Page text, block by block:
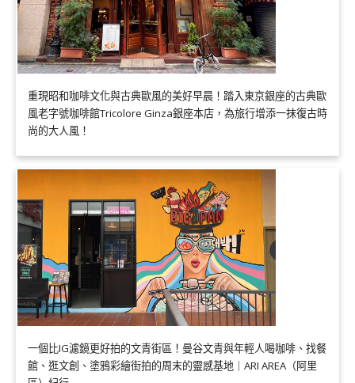
重現昭和咖啡文化與古典歐風的美好早晨！踏入東京銀座的古典歐
風老字號咖啡館Tricolore Ginza銀座本店，為旅行增添一抹復古時
尚的大人風！
一個比IG濾鏡更好拍的文青街區！曼谷文青與年輕人喝咖啡、找餐
館、逛文創、塗鴉彩繪街拍的周末的靈感基地｜ARI AREA（阿里